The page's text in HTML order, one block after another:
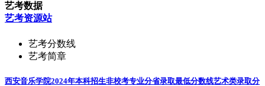
艺考数据
艺考资源站
艺考分数线
艺考简章
西安音乐学院2024年本科招生非校考专业分省录取最低分数线艺术类录取分